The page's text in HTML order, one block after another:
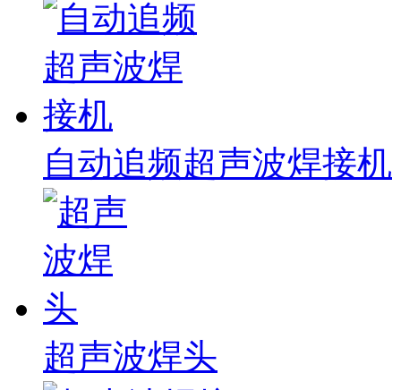
自动追频超声波焊接机
超声波焊头